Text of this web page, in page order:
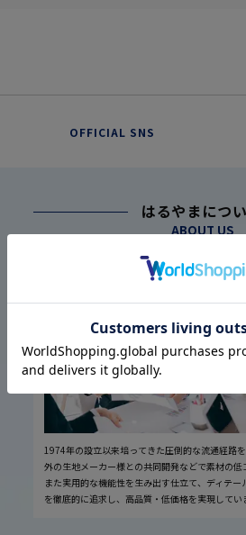
OFFICIAL SNS
はるやまにつ
ABOUT US
幅広い仕入れ体制に基
1974年の設立以来培ってきた圧倒的な流通経路
外の生地メーカー様との共同開発などで素材の低
また実用的な機能性を生み出す仕立て、ディテ
を徹底的に追求し、高品質・低価格を実現してい